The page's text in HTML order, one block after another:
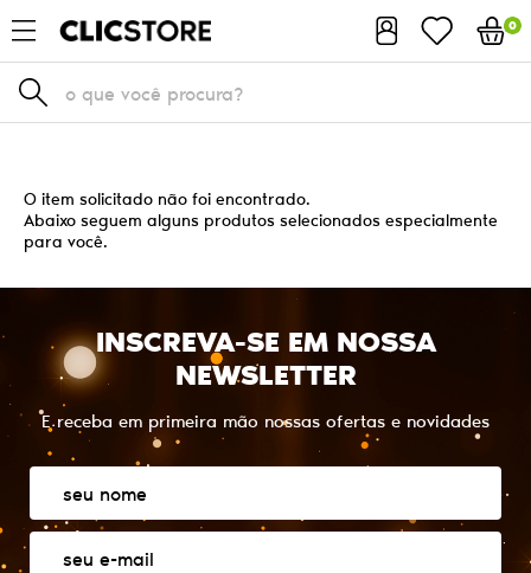
0
O item solicitado não foi encontrado.
Abaixo seguem alguns produtos selecionados especialmente
para você.
INSCREVA-SE EM NOSSA
NEWSLETTER
E receba em primeira mão nossas ofertas e novidades